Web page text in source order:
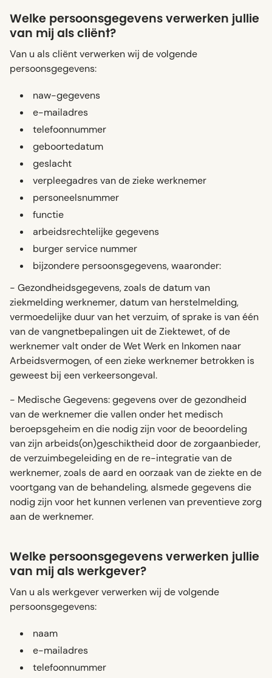
Welke persoonsgegevens verwerken jullie
van mij als cliënt?
Van u als cliënt verwerken wij de volgende
persoonsgegevens:
naw-gegevens
e-mailadres
telefoonnummer
geboortedatum
geslacht
verpleegadres van de zieke werknemer
personeelsnummer
functie
arbeidsrechtelijke gegevens
burger service nummer
bijzondere persoonsgegevens, waaronder:
- Gezondheidsgegevens, zoals de datum van
ziekmelding werknemer, datum van herstelmelding,
vermoedelijke duur van het verzuim, of sprake is van één
van de vangnetbepalingen uit de Ziektewet, of de
werknemer valt onder de Wet Werk en Inkomen naar
Arbeidsvermogen, of een zieke werknemer betrokken is
geweest bij een verkeersongeval.
- Medische Gegevens: gegevens over de gezondheid
van de werknemer die vallen onder het medisch
beroepsgeheim en die nodig zijn voor de beoordeling
van zijn arbeids(on)geschiktheid door de zorgaanbieder,
de verzuimbegeleiding en de re-integratie van de
werknemer, zoals de aard en oorzaak van de ziekte en de
voortgang van de behandeling, alsmede gegevens die
nodig zijn voor het kunnen verlenen van preventieve zorg
aan de werknemer.
Welke persoonsgegevens verwerken jullie
van mij als werkgever?
Van u als werkgever verwerken wij de volgende
persoonsgegevens:
naam
e-mailadres
telefoonnummer